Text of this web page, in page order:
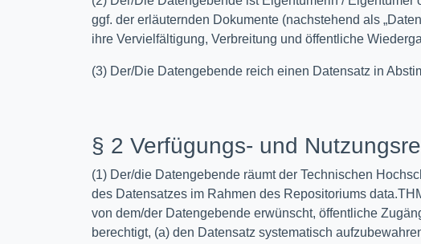
ggf. der erläuternden Dokumente (nachstehend als
ihre Vervielfältigung, Verbreitung und öffentliche
(3) Der/Die Datengebende reich einen Datensatz in
§ 2 Verfügungs- und
(1) Der/die Datengebende räumt der Technischen
des Datensatzes im Rahmen des Repositoriums
von dem/der Datengebende erwünscht, öffentliche
berechtigt, (a) den Datensatz systematisch